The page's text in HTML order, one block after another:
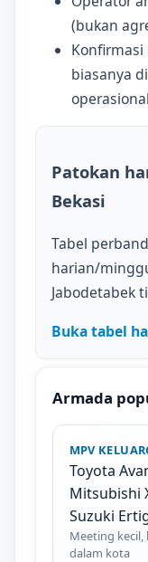
(bukan
biasanya
operasional
Patokan
Bekasi
Tabel
harian/
Jabodetabek
Buka tabel
Armada
MPV
Toyota
Mitsubishi
Suzuki
Meeting
dalam kota